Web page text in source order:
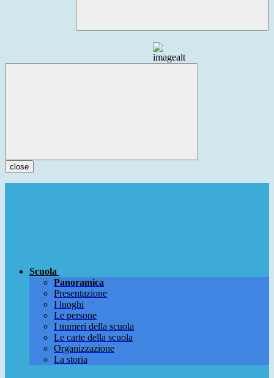
close
Scuola
Panoramica
Presentazione
I luoghi
Le persone
I numeri della scuola
Le carte della scuola
Organizzazione
La storia